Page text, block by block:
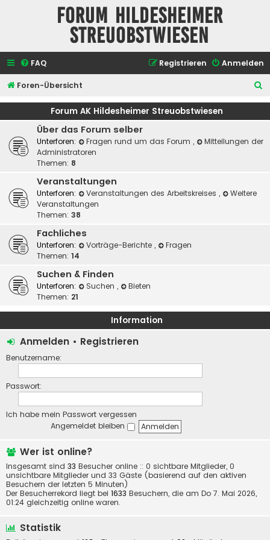
Forum Hildesheimer
Streuobstwiesen
FAQ Anmelden
Registrieren
Foren-Übersicht
u
Forum AK Hildesheimer Streuobstwiesen
Über das Forum selber
Unterforen: Fragen rund um das Forum ,
Mitteilungen der
Administratoren
Themen: 8
Veranstaltungen
Unterforen: Veranstaltungen des Arbeitskreises ,
Weitere
Veranstaltungen
Themen: 38
Fachliches
Unterforen: Vorträge-Berichte ,
Fragen
Themen: 14
Suchen & Finden
Unterforen: Suchen ,
Bieten
Themen: 21
Information
Anmelden • Registrieren
Benutzername:
Passwort:
Ich habe mein Passwort vergessen
Angemeldet bleiben
Wer ist online?
Insgesamt sind 33 Besucher online :: 0 sichtbare Mitglieder, 0
unsichtbare Mitglieder und 33 Gäste (basierend auf den aktiven
Besuchern der letzten 5 Minuten)
Der Besucherrekord liegt bei 1633 Besuchern, die am Do 7. Mai 2026,
01:24 gleichzeitig online waren.
Statistik